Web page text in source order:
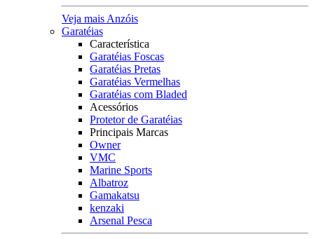
Veja mais Anzóis
Garatéias
Característica
Garatéias Foscas
Garatéias Pretas
Garatéias Vermelhas
Garatéias com Bladed
Acessórios
Protetor de Garatéias
Principais Marcas
Owner
VMC
Marine Sports
Albatroz
Gamakatsu
kenzaki
Arsenal Pesca